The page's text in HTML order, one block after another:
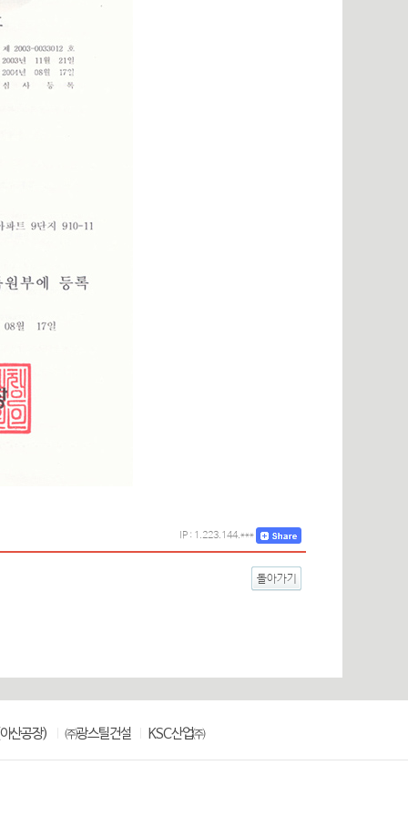
IP : 1.223.144.***
돌아가기
산공장) ㈜광스틸건설 KSC산업㈜